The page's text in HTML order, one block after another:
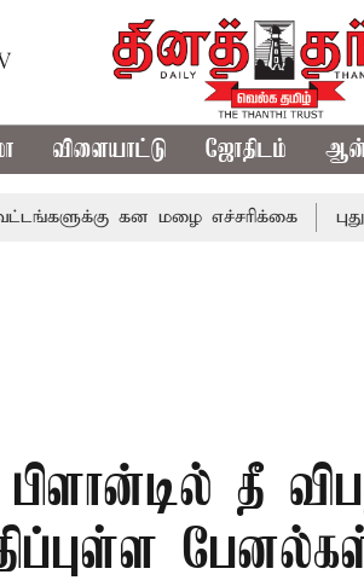
விளையாட்டு ஜோதிடம்
கன மழை எச்சரிக்கை புதுச்சேரி
தீ